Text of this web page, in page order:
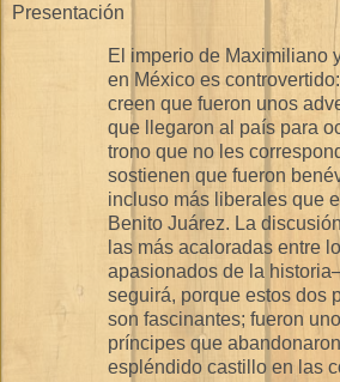
Presentación
El imperio de Maximiliano
en México es
creen que fueron unos
que llegaron al país para
trono que no les
sostienen que fueron
incluso más liberales que
Benito Juárez. La
las más acaloradas entre
apasionados de la
seguirá, porque estos dos
son fascinantes; fueron
príncipes que
espléndido castillo en las